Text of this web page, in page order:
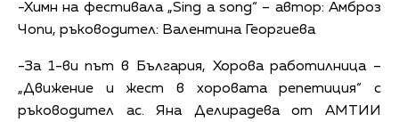
-Химн на фестивала „Sing a song“ – автор: Амброз
Чопи, ръководител: Валентина Георгиева
-За 1-ви път в България, Хорова работилница –
„Движение и жест в хоровата репетиция“ с
ръководител ас. Яна Делирадева от АМТИИ